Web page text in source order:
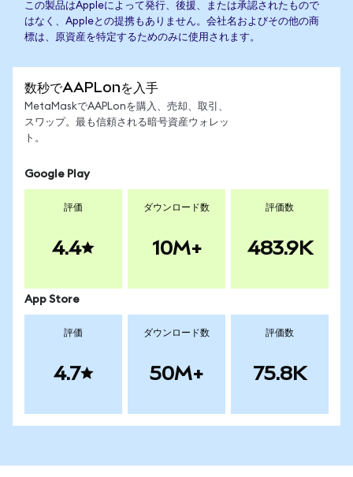
この製品はAppleによって発行、後援、または承認されたもので
はなく、Appleとの提携もありません。会社名およびその他の商
標は、原資産を特定するためのみに使用されます。
数秒でAAPLonを入手
MetaMaskでAAPLonを購入、売却、取引、
スワップ。最も信頼される暗号資産ウォレッ
ト。
Google Play
評価
4.4
ダウンロード数
10M+
評価数
483.9K
App Store
評価
4.7
ダウンロード数
50M+
評価数
75.8K